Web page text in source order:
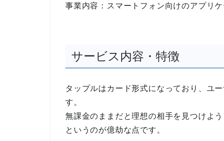
事業内容：スマートフォン向けのアプリ
サービス内容・特徴
タップルはカード形式になっており、ユ
す。
無課金のままだと理想の相手を見つけよ
というのが億劫な点です。